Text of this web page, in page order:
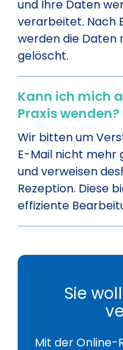
und Ihre Daten
verarbeitet. Nach
werden die Daten
gelöscht.
Kann ich mich
Praxis wenden?
Wir bitten um
E-Mail nicht
und verweisen
Rezeption. Diese
effiziente
Sie
Mit der Online-